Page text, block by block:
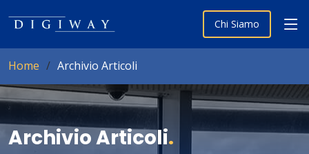
Chi Siamo
Home Archivio Articoli
Archivio Articoli.